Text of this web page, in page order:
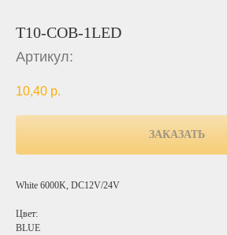
T10-COB-1LED
Артикул:
10,40 р.
ЗАКАЗАТЬ
White 6000K, DC12V/24V
Цвет:
BLUE